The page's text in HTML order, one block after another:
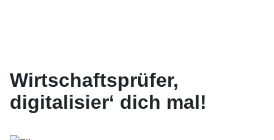
Wirtschaftsprüfer,
digitalisier‘ dich mal!